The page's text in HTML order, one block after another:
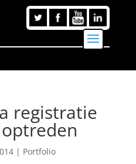
registratie
| Portfolio